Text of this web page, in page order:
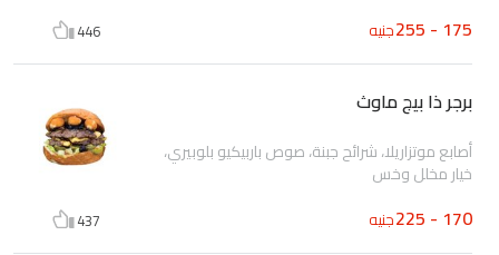
175 - 255 جنيه 446
برجر ذا بيج ماوث
أصابع موتزاريلا، شرائح جبنة، صوص باربيكيو بلوبيري،
خيار مخلل وخس
170 - 225 جنيه 437